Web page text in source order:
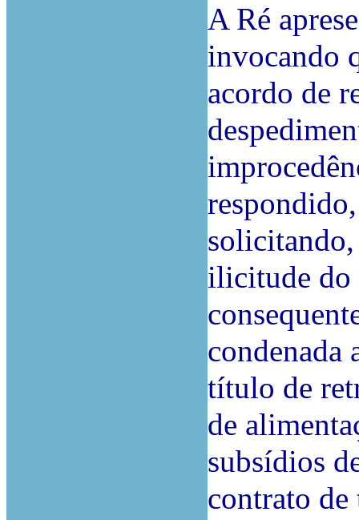
A Ré
invocando
acordo de
solicitando,
ilicitude do
condenada
título de
de
subsídios
contrato